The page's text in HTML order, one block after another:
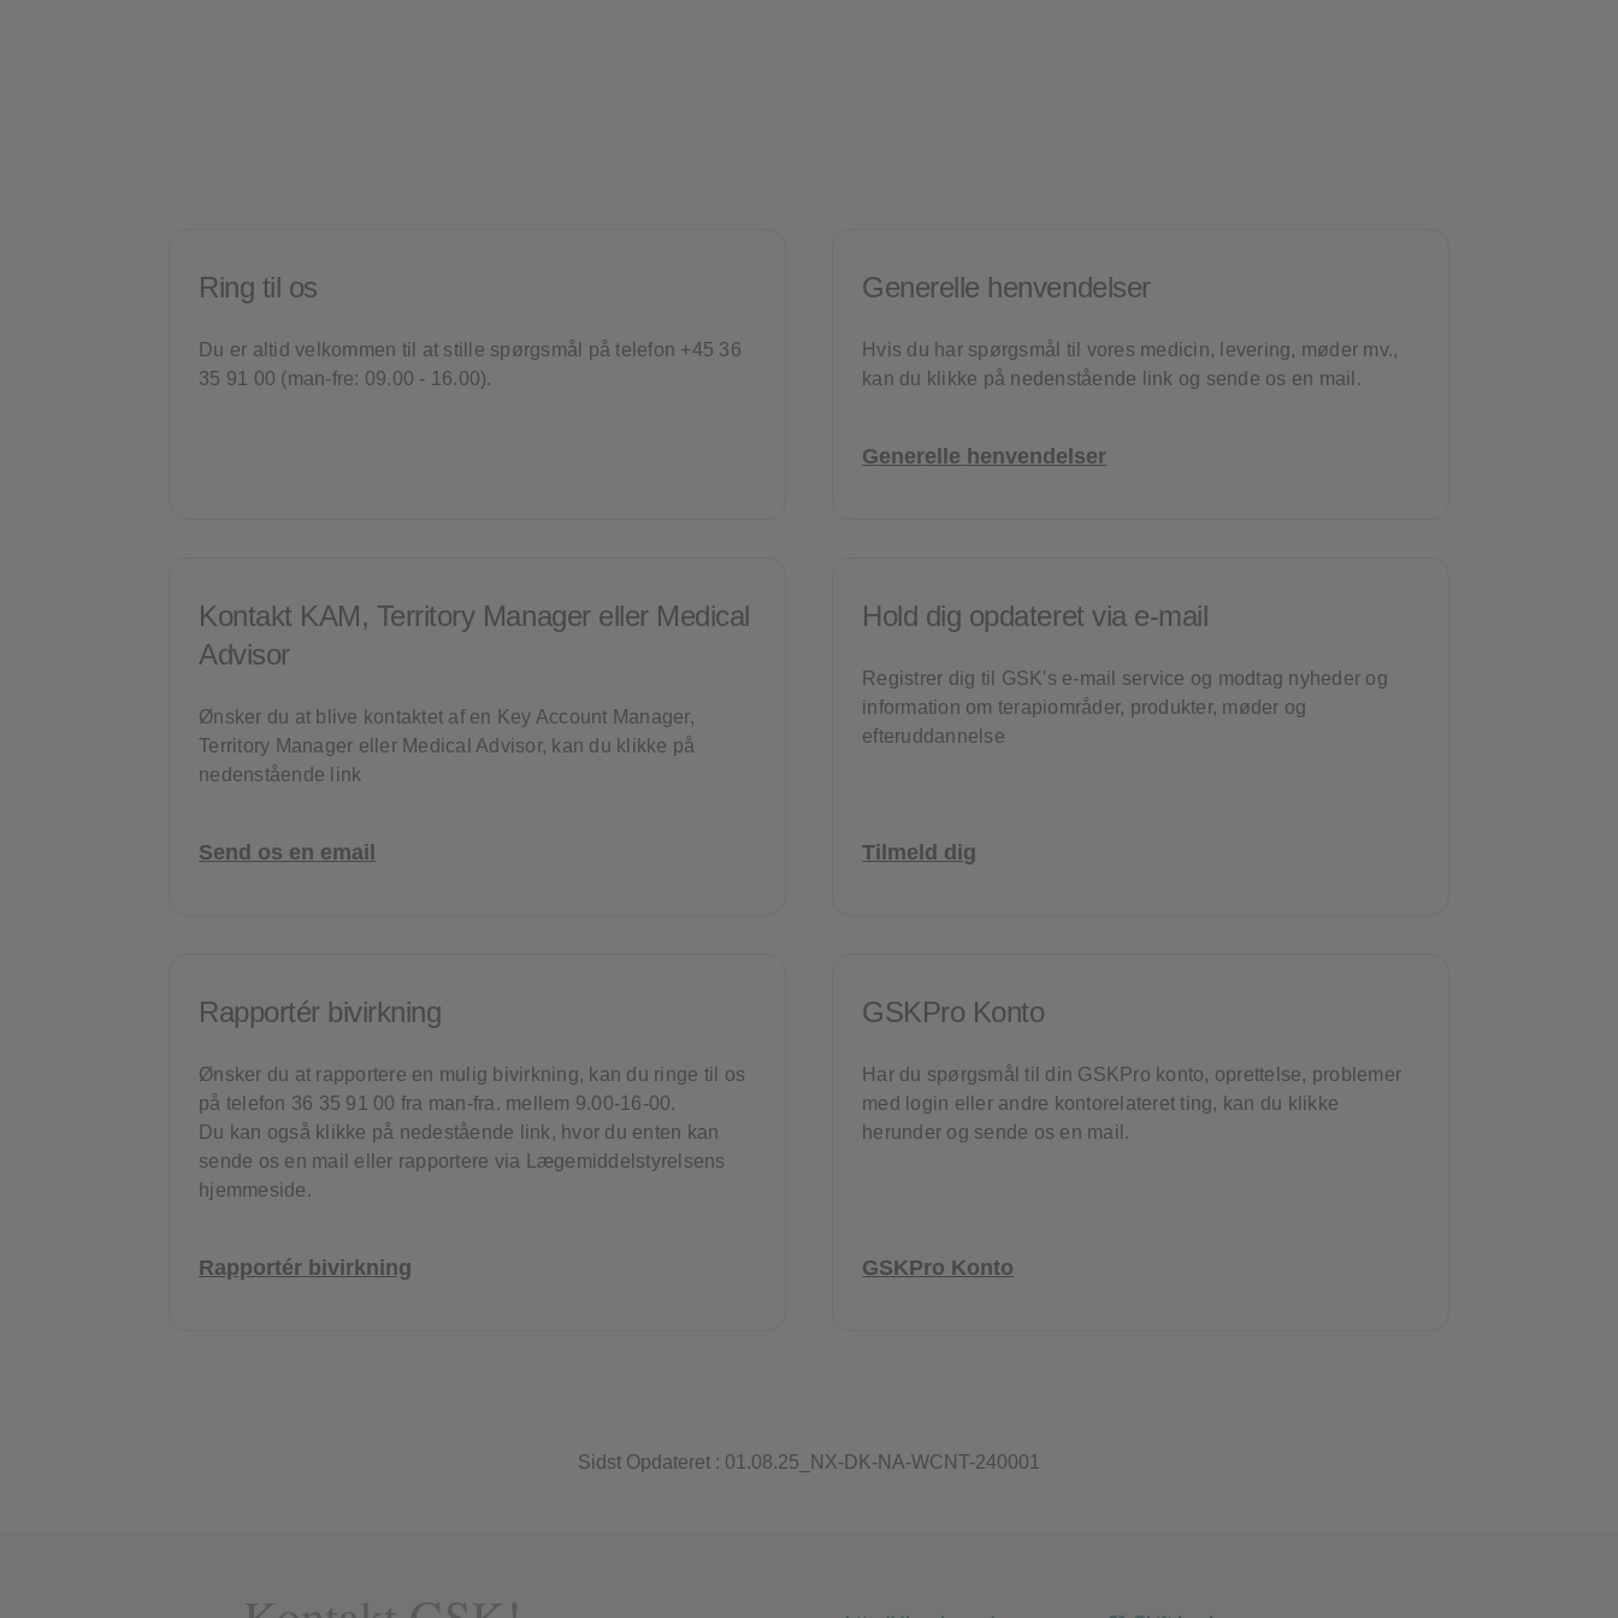
Ring til os
Du er altid velkommen til at stille spørgsmål på telefon +45 36
35 91 00 (man-fre: 09.00 - 16.00).
Generelle henvendelser
Hvis du har spørgsmål til vores medicin, levering, møder mv.,
kan du klikke på nedenstående link og sende os en mail.
Generelle henvendelser
Kontakt KAM, Territory Manager eller Medical
Advisor
Ønsker du at blive kontaktet af en Key Account Manager,
Territory Manager eller Medical Advisor, kan du klikke på
nedenstående link
Send os en email
Hold dig opdateret via e-mail
Registrer dig til GSK's e-mail service og modtag nyheder og
information om terapiområder, produkter, møder og
efteruddannelse
Tilmeld dig
Rapportér bivirkning
Ønsker du at rapportere en mulig bivirkning, kan du ringe til os
på telefon 36 35 91 00 fra man-fra. mellem 9.00-16-00.
Du kan også klikke på nedestående link, hvor du enten kan
sende os en mail eller rapportere via Lægemiddelstyrelsens
hjemmeside.
Rapportér bivirkning
GSKPro Konto
Har du spørgsmål til din GSKPro konto, oprettelse, problemer
med login eller andre kontorelateret ting, kan du klikke
herunder og sende os en mail.
GSKPro Konto
Sidst Opdateret : 01.08.25_NX-DK-NA-WCNT-240001